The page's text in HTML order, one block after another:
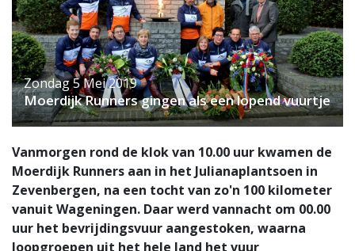
Zondag 5 Mei 2019
Moerdijk Runners gingen als een lopend vuurtje
Vanmorgen rond de klok van 10.00 uur kwamen de
Moerdijk Runners aan in het Julianaplantsoen in
Zevenbergen, na een tocht van zo'n 100 kilometer
vanuit Wageningen. Daar werd vannacht om 00.00
uur het bevrijdingsvuur aangestoken, waarna
loopgroepen uit het hele land het vuur